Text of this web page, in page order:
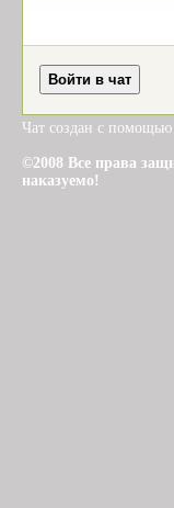
Чат создан с помощью
©2008 Все права
наказуемо!